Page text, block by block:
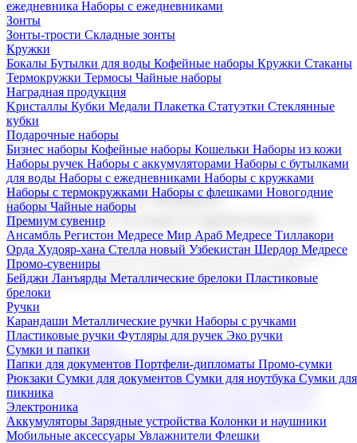
ежедневника Наборы с ежедневниками
Зонты
Зонты-трости Складные зонты
Кружки
Бокалы Бутылки для воды Кофейные наборы Кружки Стаканы
Термокружки Термосы Чайные наборы
Наградная продукция
Kристаллы Кубки Медали Плакетка Статуэтки Стеклянные
кубки
Подарочные наборы
Бизнес наборы Кофейные наборы Кошельки Наборы из кожи
Наборы ручек Наборы с аккумуляторами Наборы с бутылками
для воды Наборы с ежедневниками Наборы с кружками
Наборы с термокружками Наборы с флешками Новогодние
наборы Чайные наборы
Премиум сувенир
Ансамбль Регистон Медресе Мир Араб Медресе Тиллакори
Орда Худояр-хана Стелла новый Узбекистан Шердор Медресе
Промо-сувениры
Бейджи Ланъярды Металлические брелоки Пластиковые
брелоки
Ручки
Карандаши Металлические ручки Наборы с ручками
Пластиковые ручки Футляры для ручек Эко ручки
Сумки и папки
Папки для документов Портфели-дипломаты Промо-сумки
Рюкзаки Сумки для документов Сумки для ноутбука Сумки для
пикника
Электроника
Аккумуляторы Зарядные устройства Колонки и наушники
Мобильные аксессуары Увлажнители Флешки
Корпоративные подарки
Поставка со склада и производство
Мы предлагаем широкий выбор корпоративных подарков и
сувениров с логотипом. В нашем каталоге вы найдете
продукцию для бизнеса, мероприятия и клиентов.
Подарочные наборы
Бизнес наборыКофейные наборы Кошельки
Наборы из кожиНаборы ручекНаборы с аккумуляторами
Наборы с бутылками для воды
Наборы с ежедневниками
Наборы с кружками
флешкамиНовогодние наборыЧайные наборы